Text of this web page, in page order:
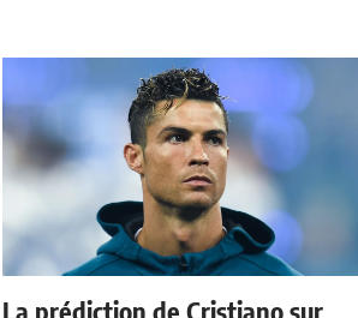
La prédiction de Cristiano sur